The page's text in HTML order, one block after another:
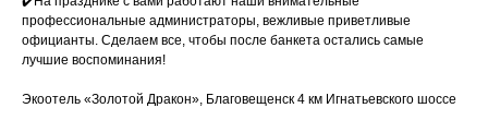
профессиональные администраторы, вежливые приветливые
официанты. Сделаем все, чтобы после банкета остались самые
лучшие воспоминания!
Экоотель «Золотой Дракон», Благовещенск 4 км Игнатьевского шоссе